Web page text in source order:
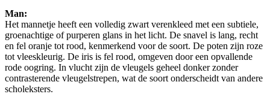
Man:
Het mannetje heeft een volledig zwart verenkleed met een subtiele,
groenachtige of purperen glans in het licht. De snavel is lang, recht
en fel oranje tot rood, kenmerkend voor de soort. De poten zijn roze
tot vleeskleurig. De iris is fel rood, omgeven door een opvallende
rode oogring. In vlucht zijn de vleugels geheel donker zonder
contrasterende vleugelstrepen, wat de soort onderscheidt van andere
scholeksters.